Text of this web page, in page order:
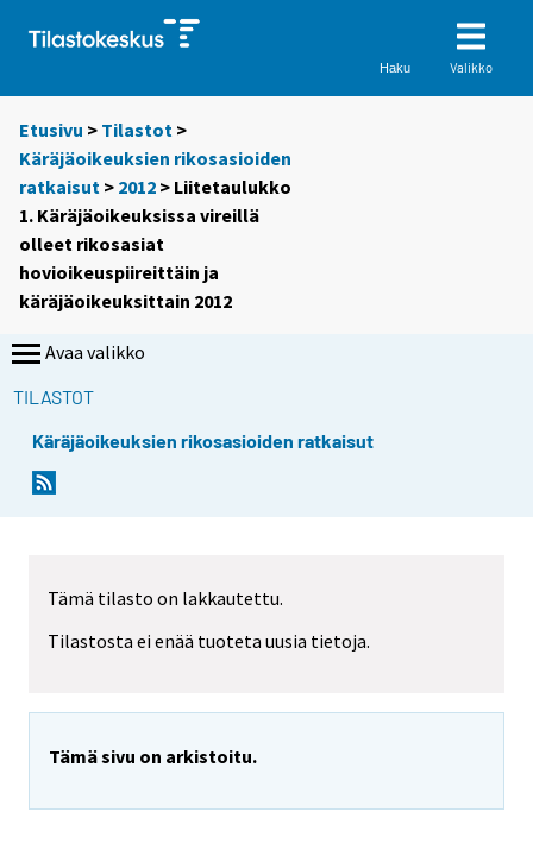
Haku Valikko
Etusivu > Tilastot >
Käräjäoikeuksien rikosasioiden
ratkaisut > 2012 > Liitetaulukko
1. Käräjäoikeuksissa vireillä
olleet rikosasiat
hovioikeuspiireittäin ja
käräjäoikeuksittain 2012
Avaa valikko
TILASTOT
Käräjäoikeuksien rikosasioiden ratkaisut
Tämä tilasto on lakkautettu.
Tilastosta ei enää tuoteta uusia tietoja.
Tämä sivu on arkistoitu.